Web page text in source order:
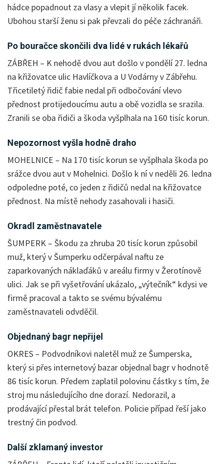
hádce popadnout za vlasy a vlepit jí několik facek.
Ubohou starší ženu si pak převzali do péče záchranáři.
Po bouračce skončili dva lidé v rukách lékařů
ZÁBŘEH – K nehodě dvou aut došlo v pondělí 27. ledna
na křižovatce ulic Havlíčkova a U Vodárny v Zábřehu.
Třicetiletý řidič fabie nedal při odbočování vlevo
přednost protijedoucímu autu a obě vozidla se srazila.
Zranili se oba řidiči a škoda vyšplhala na 160 tisíc korun.
Nepozornost vyšla hodně draho
MOHELNICE – Na 170 tisíc korun se vyšplhala škoda po
srážce dvou aut v Mohelnici. Došlo k ní v neděli 26. ledna
odpoledne poté, co jeden z řidičů nedal na křižovatce
přednost. Na místě nehody zasahovali i hasiči.
Okradl zaměstnavatele
ŠUMPERK – Škodu za zhruba 20 tisíc korun způsobil
muž, který v Šumperku odčerpával naftu ze
zaparkovaných náklaďáků v areálu firmy v Žerotínově
ulici. Jak se při vyšetřování ukázalo, „výtečník“ kdysi ve
firmě pracoval a takto se svému bývalému
zaměstnavateli odvděčil.
Objednaný bagr nepřijel
OKRES – Podvodníkovi naletěl muž ze Šumperska,
který si přes internetový bazar objednal bagr v hodnotě
86 tisíc korun. Předem zaplatil polovinu částky s tím, že
stroj mu následujícího dne dorazí. Nedorazil, a
prodávající přestal brát telefon. Policie případ řeší jako
trestný čin podvod.
Další zklamaný investor